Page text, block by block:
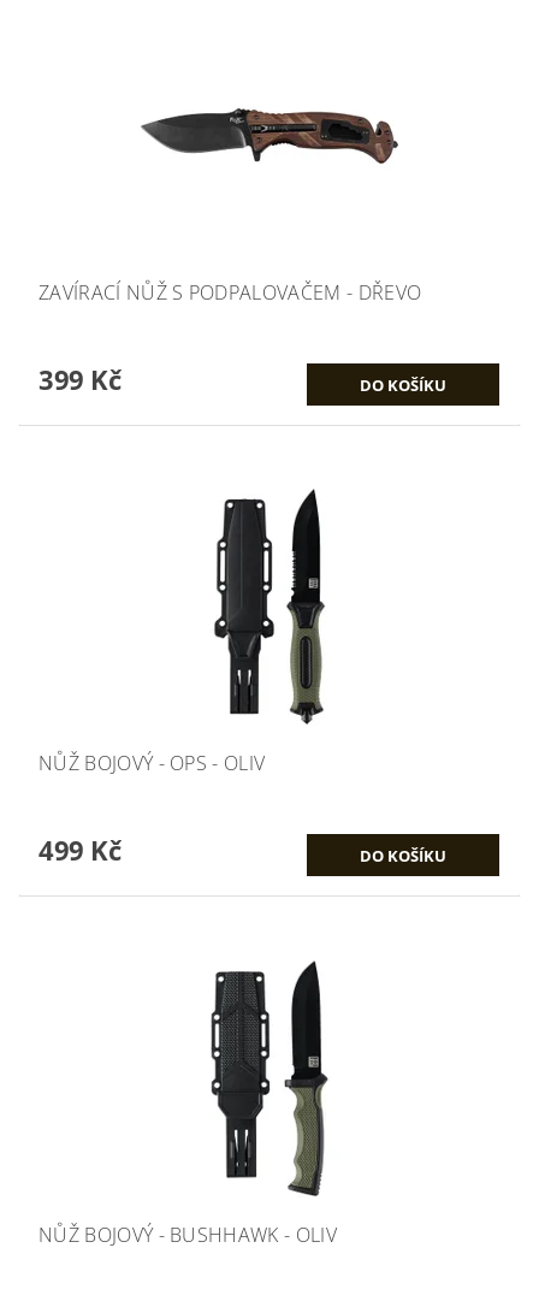
ZAVÍRACÍ NŮŽ S PODPALOVAČEM - DŘEVO
399 Kč
NŮŽ BOJOVÝ - OPS - OLIV
499 Kč
NŮŽ BOJOVÝ - BUSHHAWK - OLIV